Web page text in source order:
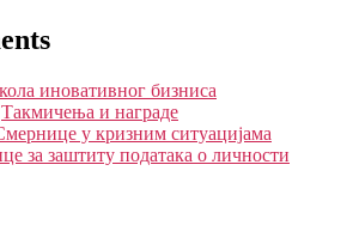
иновативног бизниса
Такмичења и награде
у кризним ситуацијама
за заштиту података о личности